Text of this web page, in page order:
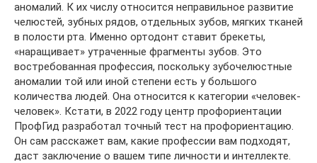
аномалий. К их числу относится неправильное развитие
челюстей, зубных рядов, отдельных зубов, мягких тканей
в полости рта. Именно ортодонт ставит брекеты,
«наращивает» утраченные фрагменты зубов. Это
востребованная профессия, поскольку зубочелюстные
аномалии той или иной степени есть у большого
количества людей. Она относится к категории «человек-
человек». Кстати, в 2022 году центр профориентации
ПрофГид разработал точный тест на профориентацию.
Он сам расскажет вам, какие профессии вам подходят,
даст заключение о вашем типе личности и интеллекте.